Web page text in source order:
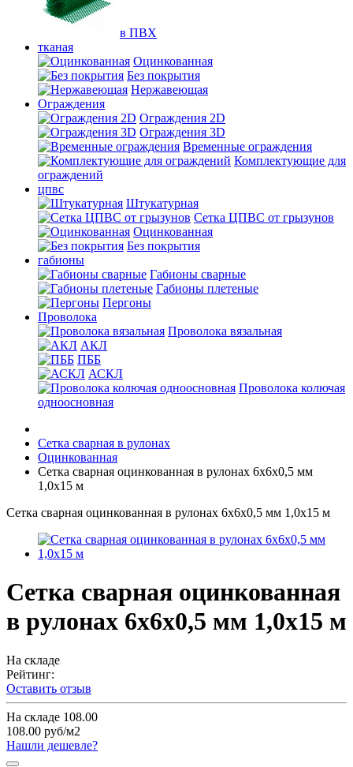
в ПВХ
тканая
Оцинкованная
Без покрытия
Нержавеющая
Ограждения
Ограждения 2D
Ограждения 3D
Временные ограждения
Комплектующие для
ограждений
цпвс
Штукатурная
Сетка ЦПВС от грызунов
Оцинкованная
Без покрытия
габионы
Габионы сварные
Габионы плетеные
Пергоны
Проволока
Проволока вязальная
АКЛ
ПББ
АСКЛ
Проволока колючая
одноосновная
Сетка сварная в рулонах
Оцинкованная
Сетка сварная оцинкованная в рулонах 6х6х0,5 мм
1,0х15 м
Сетка сварная оцинкованная в рулонах 6х6х0,5 мм 1,0х15 м
Сетка сварная оцинкованная
в рулонах 6х6х0,5 мм 1,0х15 м
На складе
Рейтинг:
Оставить отзыв
На складе 108.00
108.00 руб/м2
Нашли дешевле?